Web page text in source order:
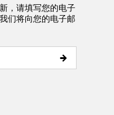
，请填写您的电子
们将向您的电子邮